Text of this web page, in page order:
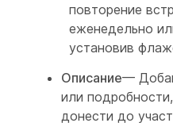
повторение
еженедельно
установив
Описание—
или
донести до